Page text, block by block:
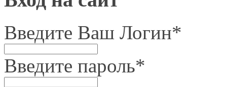
Введите Ваш Логин*
Введите пароль*